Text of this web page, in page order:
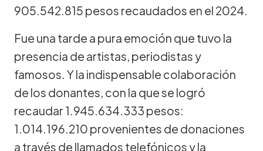
905.542.815 pesos recaudados en el 2024.
Fue una tarde a pura emoción que tuvo la
presencia de artistas, periodistas y
famosos. Y la indispensable colaboración
de los donantes, con la que se logró
recaudar 1.945.634.333 pesos:
1.014.196.210 provenientes de donaciones
a través de llamados telefónicos y la